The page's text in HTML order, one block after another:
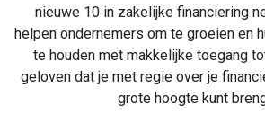
nieuwe 10 in zakelijke financiering
helpen ondernemers om te groeien en
te houden met makkelijke toegang
geloven dat je met regie over je
grote hoogte kunt